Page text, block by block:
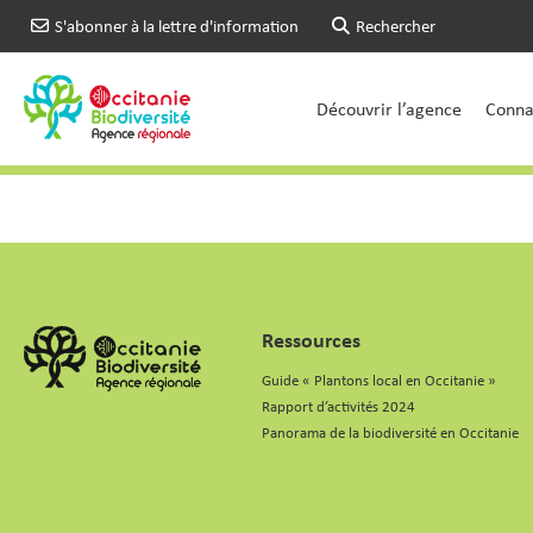
S'abonner à la lettre d'information Rechercher
Découvrir l’agence
Ressources
Guide « Plantons local en Occitanie »
Rapport d’activités 2024
Panorama de la biodiversité en Occitanie